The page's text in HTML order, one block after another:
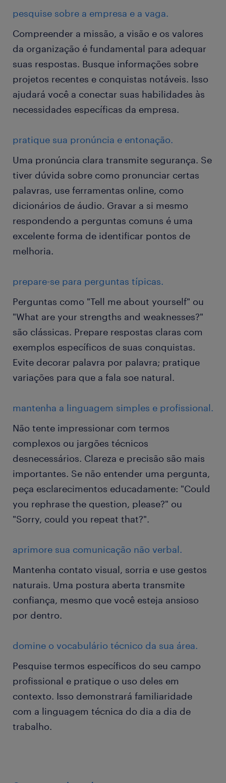
pesquise sobre a empresa e a vaga.
Compreender a missão, a visão e os valores
da organização é fundamental para adequar
suas respostas. Busque informações sobre
projetos recentes e conquistas notáveis. Isso
ajudará você a conectar suas habilidades às
necessidades específicas da empresa.
pratique sua pronúncia e entonação.
Uma pronúncia clara transmite segurança. Se
tiver dúvida sobre como pronunciar certas
palavras, use ferramentas online, como
dicionários de áudio. Gravar a si mesmo
respondendo a perguntas comuns é uma
excelente forma de identificar pontos de
melhoria.
prepare-se para perguntas típicas.
Perguntas como "Tell me about yourself" ou
"What are your strengths and weaknesses?"
são clássicas. Prepare respostas claras com
exemplos específicos de suas conquistas.
Evite decorar palavra por palavra; pratique
variações para que a fala soe natural.
mantenha a linguagem simples e profissional.
Não tente impressionar com termos
complexos ou jargões técnicos
desnecessários. Clareza e precisão são mais
importantes. Se não entender uma pergunta,
peça esclarecimentos educadamente: "Could
you rephrase the question, please?" ou
"Sorry, could you repeat that?".
aprimore sua comunicação não verbal.
Mantenha contato visual, sorria e use gestos
naturais. Uma postura aberta transmite
confiança, mesmo que você esteja ansioso
por dentro.
domine o vocabulário técnico da sua área.
Pesquise termos específicos do seu campo
profissional e pratique o uso deles em
contexto. Isso demonstrará familiaridade
com a linguagem técnica do dia a dia de
trabalho.